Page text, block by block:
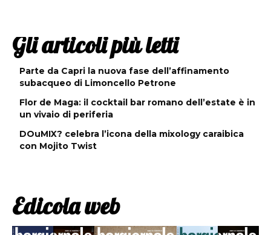
Gli articoli più letti
Parte da Capri la nuova fase dell’affinamento
subacqueo di Limoncello Petrone
Flor de Maga: il cocktail bar romano dell’estate è in
un vivaio di periferia
DOuMIX? celebra l’icona della mixology caraibica
con Mojito Twist
Edicola web